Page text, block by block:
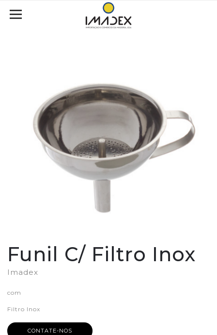
Funil C/ Filtro Inox
Imadex
com
Filtro Inox
CONTATE-NOS